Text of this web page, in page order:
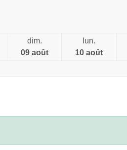
dim.
09 août
lun.
10 août